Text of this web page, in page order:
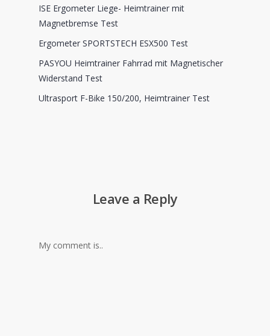
ISE Ergometer Liege- Heimtrainer mit
Magnetbremse Test
Ergometer SPORTSTECH ESX500 Test
PASYOU Heimtrainer Fahrrad mit Magnetischer
Widerstand Test
Ultrasport F-Bike 150/200, Heimtrainer Test
Leave a Reply
My comment is..